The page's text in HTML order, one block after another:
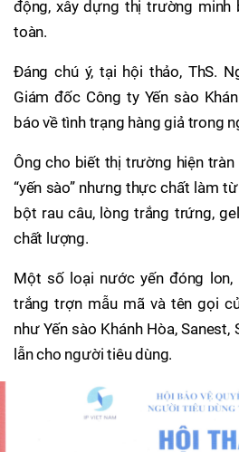
động, xây dựng thị trường minh
toàn.
Đáng chú ý, tại hội thảo, ThS.
Giám đốc Công ty Yến sào
báo về tình trạng hàng giả trong
Ông cho biết thị trường hiện
“yến sào” nhưng thực chất làm
bột rau câu, lòng trắng trứng,
chất lượng.
Một số loại nước yến đóng
trắng trợn mẫu mã và tên gọi
như Yến sào Khánh Hòa, Sanest,
lẫn cho người tiêu dùng.